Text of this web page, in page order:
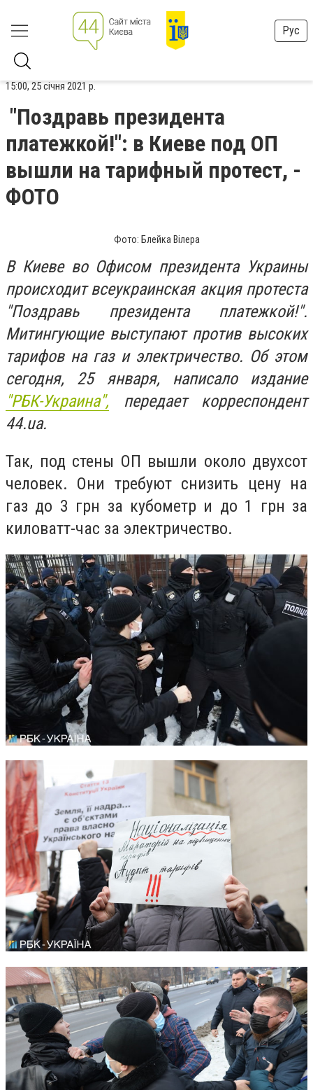
Рус
15:00, 25 січня 2021 р.
"Поздравь президента
платежкой!": в Киеве под ОП
вышли на тарифный протест, -
ФОТО
Фото: Блейка Вілера
В Киеве во Офисом президента Украины
происходит всеукраинская акция протеста
"Поздравь президента платежкой!".
Митингующие выступают против высоких
тарифов на газ и электричество. Об этом
сегодня, 25 января, написало издание
"РБК-Украина", передает корреспондент
44.ua.
Так, под стены ОП вышли около двухсот
человек. Они требуют снизить цену на
газ до 3 грн за кубометр и до 1 грн за
киловатт-час за электричество.